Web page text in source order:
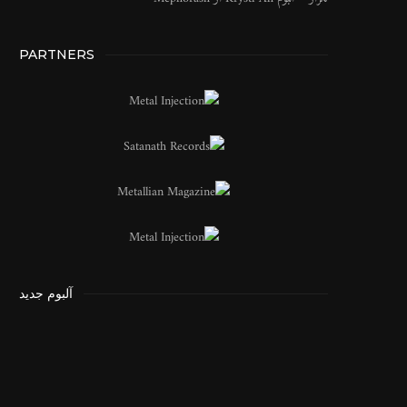
PARTNERS
آلبوم جدید